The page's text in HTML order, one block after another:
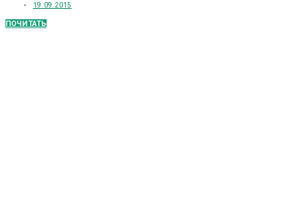
19.09.2015
ПОЧИТАТЬ